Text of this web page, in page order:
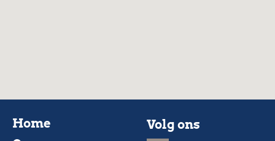
Home
Volg ons